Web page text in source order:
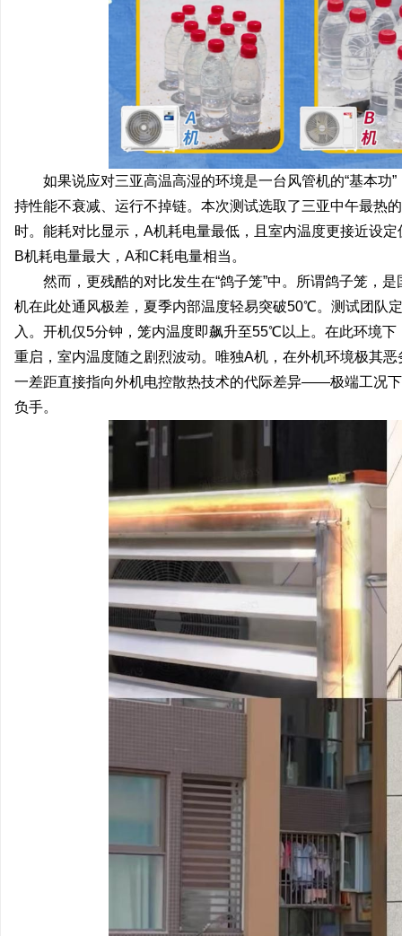
如果说应对三亚高温高湿的环境是一台风管机的“基本功
持性能不衰减、运行不掉链。本次测试选取了三亚中午最
时。能耗对比显示，A机耗电量最低，且室内温度更接近设
B机耗电量最大，A和C耗电量相当。
然而，更残酷的对比发生在“鸽子笼”中。所谓鸽子笼，
机在此处通风极差，夏季内部温度轻易突破50℃。测试团队
入。开机仅5分钟，笼内温度即飙升至55℃以上。在此环境
重启，室内温度随之剧烈波动。唯独A机，在外机环境极其
一差距直接指向外机电控散热技术的代际差异——极端工况
负手。